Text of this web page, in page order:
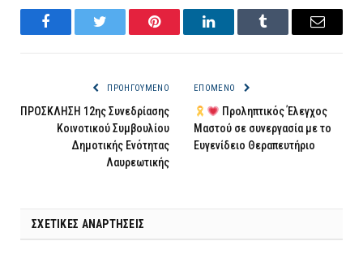
FacebookTwitter Pinterest LinkedInTumblr Email
ΠΡΟΗΓΟΎΜΕΝΟ
ΠΡΟΣΚΛΗΣΗ 12ης Συνεδρίασης
Κοινοτικού Συμβουλίου
Δημοτικής Ενότητας
Λαυρεωτικής
ΕΠΌΜΕΝΟ
Προληπτικός Έλεγχος
Μαστού σε συνεργασία με το
Ευγενίδειο Θεραπευτήριο
ΣΧΕΤΙΚΈΣ ΑΝΑΡΤΉΣΕΙΣ